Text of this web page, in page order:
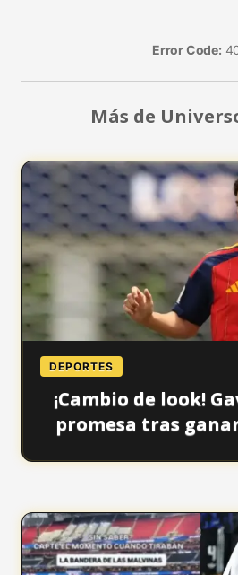
Error Code:
Más de
DEPORTES
¡Cambio de look!
promesa tras